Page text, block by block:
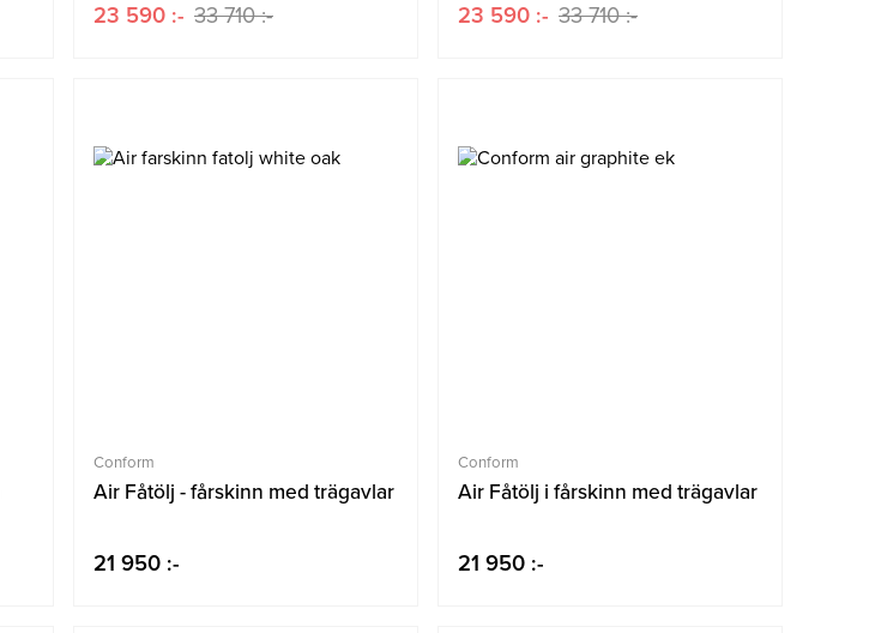
23 590 :- 33 710 :- 23 590 :- 33 710 :-
Conform
Air Fåtölj - fårskinn med trägavlar
21 950 :-
Conform
Air Fåtölj i fårskinn med trägavlar
21 950 :-